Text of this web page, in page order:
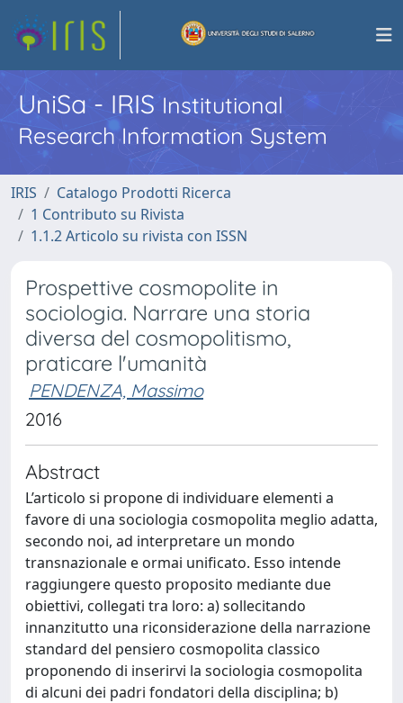
UniSa - IRISInstitutional
Research Information System
IRIS
Catalogo Prodotti Ricerca
1 Contributo su Rivista
1.1.2 Articolo su rivista con ISSN
Prospettive cosmopolite in
sociologia. Narrare una storia
diversa del cosmopolitismo,
praticare l'umanità
PENDENZA, Massimo
2016
Abstract
L’articolo si propone di individuare elementi a
favore di una sociologia cosmopolita meglio adatta,
secondo noi, ad interpretare un mondo
transnazionale e ormai unificato. Esso intende
raggiungere questo proposito mediante due
obiettivi, collegati tra loro: a) sollecitando
innanzitutto una riconsiderazione della narrazione
standard del pensiero cosmopolita classico
proponendo di inserirvi la sociologia cosmopolita
di alcuni dei padri fondatori della disciplina; b)